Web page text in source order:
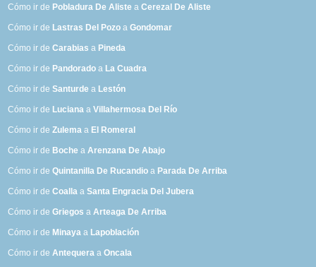
Cómo ir de Pobladura De Aliste aCerezal De Aliste
Cómo ir de Lastras Del Pozo aGondomar
Cómo ir deCarabias a Pineda
Cómo ir de Pandorado a La Cuadra
Cómo ir deSanturde a Lestón
Cómo ir de Luciana aVillahermosa Del Río
Cómo ir deZulema a El Romeral
Cómo ir de Boche aArenzana De Abajo
Cómo ir deQuintanilla De Rucandio a Parada De Arriba
Cómo ir deCoalla aSanta Engracia Del Jubera
Cómo ir deGriegos aArteaga De Arriba
Cómo ir de Minaya a Lapoblación
Cómo ir deAntequera aOncala